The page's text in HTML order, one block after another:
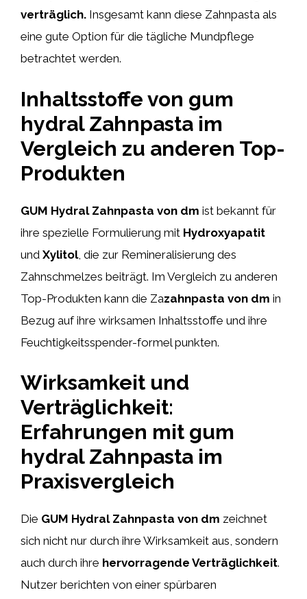
verträglich. Insgesamt kann diese Zahnpasta als
eine gute Option für die tägliche Mundpflege
betrachtet werden.
Inhaltsstoffe von gum
hydral Zahnpasta im
Vergleich zu anderen Top-
Produkten
GUM Hydral Zahnpasta von dm ist bekannt für
ihre spezielle Formulierung mit Hydroxyapatit
und Xylitol, die zur Remineralisierung des
Zahnschmelzes beiträgt. Im Vergleich zu anderen
Top-Produkten kann die Zazahnpasta von dm in
Bezug auf ihre wirksamen Inhaltsstoffe und ihre
Feuchtigkeitsspender-formel punkten.
Wirksamkeit und
Verträglichkeit:
Erfahrungen mit gum
hydral Zahnpasta im
Praxisvergleich
Die GUM Hydral Zahnpasta von dm zeichnet
sich nicht nur durch ihre Wirksamkeit aus, sondern
auch durch ihre hervorragende Verträglichkeit.
Nutzer berichten von einer spürbaren